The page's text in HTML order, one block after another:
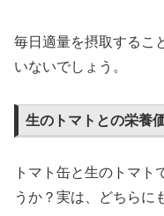
毎日適量を摂取するこ
いないでしょう。
生のトマトとの栄養
トマト缶と生のトマト
うか？実は、どちらに